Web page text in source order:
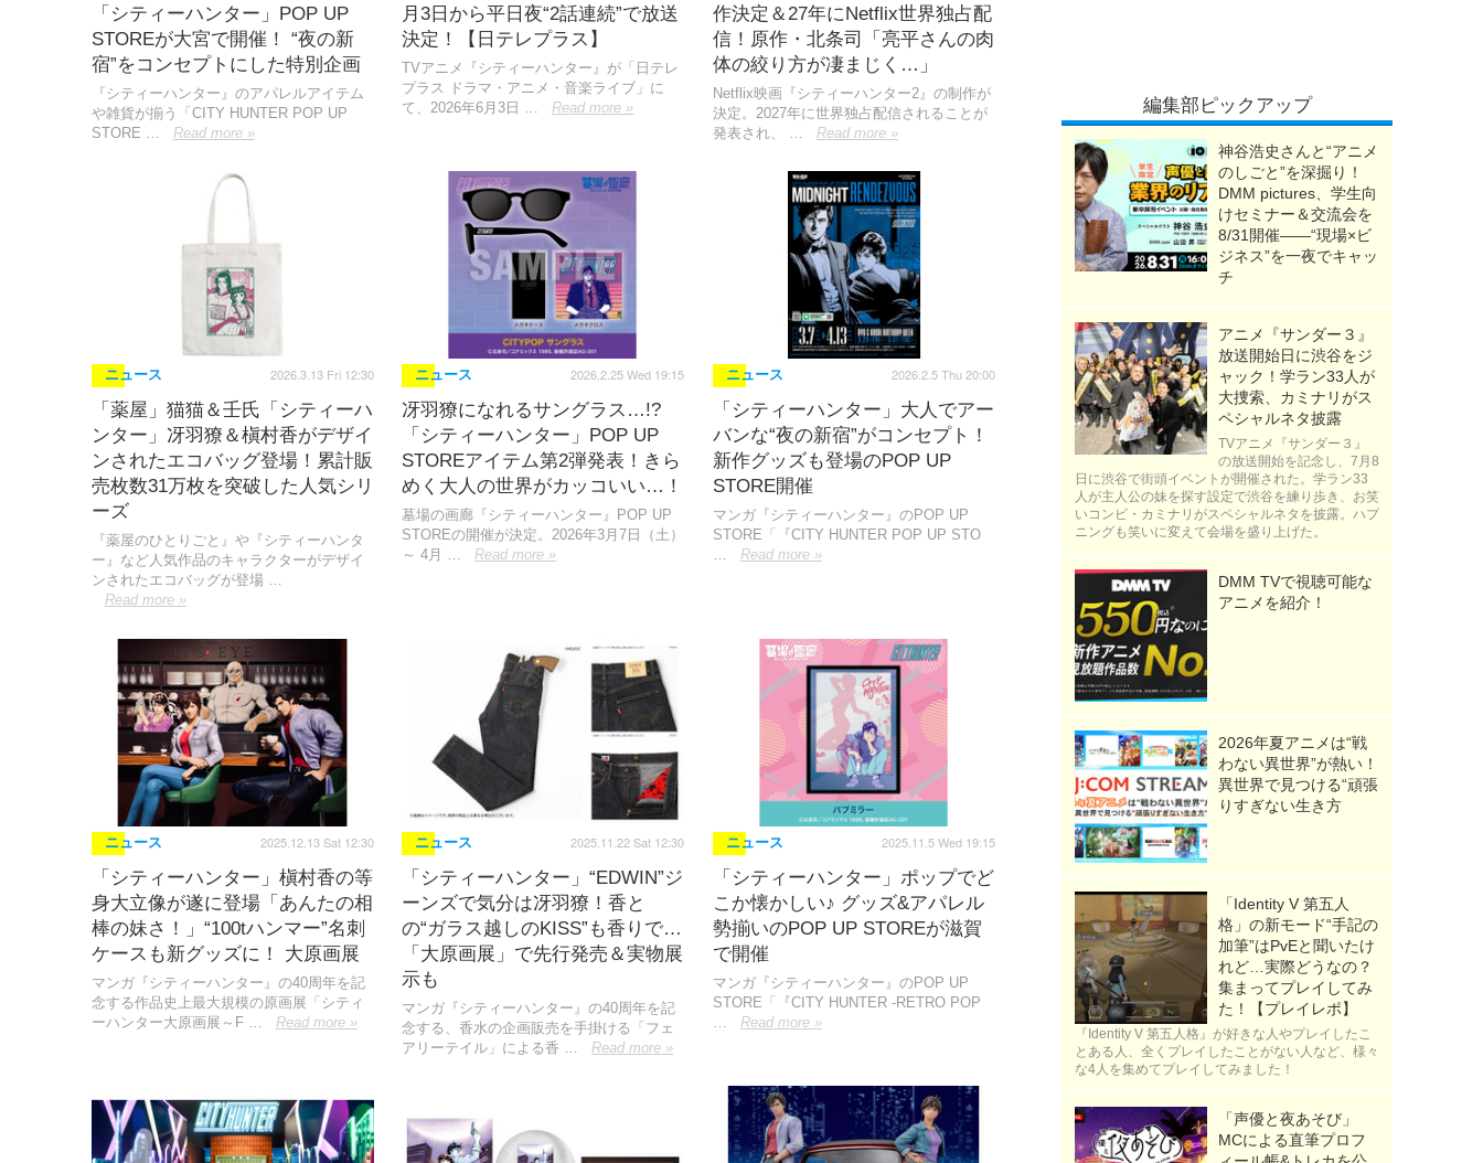
「シティーハンター」POP UP
STOREが大宮で開催！ “夜の新
宿”をコンセプトにした特別企画
『シティーハンター』のアパレルアイテム
や雑貨が揃う「CITY HUNTER POP UP
STORE …
Read more »
月3日から平日夜“2話連続”で放送
決定！【日テレプラス】
TVアニメ『シティーハンター』が「日テレ
プラス ドラマ・アニメ・音楽ライブ」に
て、2026年6月3日 …
Read more »
作決定＆27年にNetflix世界独占配
信！原作・北条司「亮平さんの肉
体の絞り方が凄まじく…」
Netflix映画『シティーハンター2』の制作が
決定。2027年に世界独占配信されることが
発表され、 …
Read more »
ニュース 2026.3.13 Fri 12:30
「薬屋」猫猫＆壬氏「シティーハ
ンター」冴羽獠＆槇村香がデザイ
ンされたエコバッグ登場！累計販
売枚数31万枚を突破した人気シリ
ーズ
『薬屋のひとりごと』や『シティーハンタ
ー』など人気作品のキャラクターがデザイ
ンされたエコバッグが登場 …
Read more »
ニュース 2026.2.25 Wed 19:15
冴羽獠になれるサングラス…!?
「シティーハンター」POP UP
STOREアイテム第2弾発表！きら
めく大人の世界がカッコいい…！
墓場の画廊『シティーハンター』POP UP
STOREの開催が決定。2026年3月7日（土）
～ 4月 …
Read more »
ニュース 2026.2.5 Thu 20:00
「シティーハンター」大人でアー
バンな“夜の新宿”がコンセプト！
新作グッズも登場のPOP UP
STORE開催
マンガ『シティーハンター』のPOP UP
STORE「『CITY HUNTER POP UP STO
…
Read more »
ニュース 2025.12.13 Sat 12:30
「シティーハンター」槇村香の等
身大立像が遂に登場「あんたの相
棒の妹さ！」“100tハンマー”名刺
ケースも新グッズに！ 大原画展
マンガ『シティーハンター』の40周年を記
念する作品史上最大規模の原画展「シティ
ーハンター大原画展～F …
Read more »
ニュース 2025.11.22 Sat 12:30
「シティーハンター」“EDWIN”ジ
ーンズで気分は冴羽獠！香と
の“ガラス越しのKISS”も香りで…
「大原画展」で先行発売＆実物展
示も
マンガ『シティーハンター』の40周年を記
念する、香水の企画販売を手掛ける「フェ
アリーテイル」による香 …
Read more »
ニュース 2025.11.5 Wed 19:15
「シティーハンター」ポップでど
こか懐かしい♪ グッズ&アパレル
勢揃いのPOP UP STOREが滋賀
で開催
マンガ『シティーハンター』のPOP UP
STORE「『CITY HUNTER -RETRO POP
Read more »
編集部ピックアップ
神谷浩史さんと“アニメ
のしごと”を深掘り！
DMM pictures、学生向
けセミナー＆交流会を
8/31開催――“現場×ビ
ジネス”を一夜でキャッ
チ
アニメ『サンダー３』
放送開始日に渋谷をジ
ャック！学ラン33人が
大捜索、カミナリがス
ペシャルネタ披露
TVアニメ『サンダー３』
の放送開始を記念し、7月8
日に渋谷で街頭イベントが開催された。学ラン33
人が主人公の妹を探す設定で渋谷を練り歩き、お笑
いコンビ・カミナリがスペシャルネタを披露。ハプ
ニングも笑いに変えて会場を盛り上げた。
DMM TVで視聴可能な
アニメを紹介！
2026年夏アニメは“戦
わない異世界”が熱い！
異世界で見つける“頑張
りすぎない生き方
「Identity V 第五人
格」の新モード“手記の
加筆”はPvEと聞いたけ
れど…実際どうなの？
集まってプレイしてみ
た！【プレイレポ】
『Identity V 第五人格』が好きな人やプレイしたこ
とある人、全くプレイしたことがない人など、様々
な4人を集めてプレイしてみました！
「声優と夜あそび」
MCによる直筆プロフ